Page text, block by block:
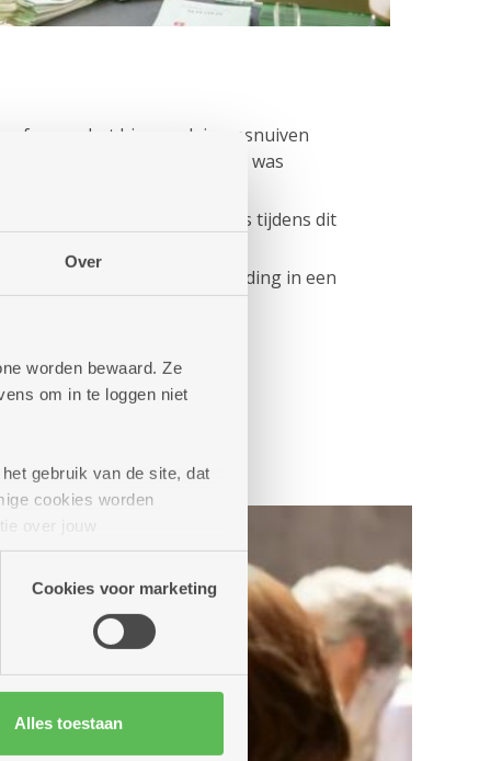
Over
worden bewaard. Ze
om in te loggen niet
gebruik van de site, dat
cookies worden
kunnen deze gegevens
Cookies voor marketing
Alles toestaan
sfeer op het binnenplein opsnuiven
Voor het jonge volkje was
dan 250 bezoekers langs tijdens dit
kregen een rondleiding in een